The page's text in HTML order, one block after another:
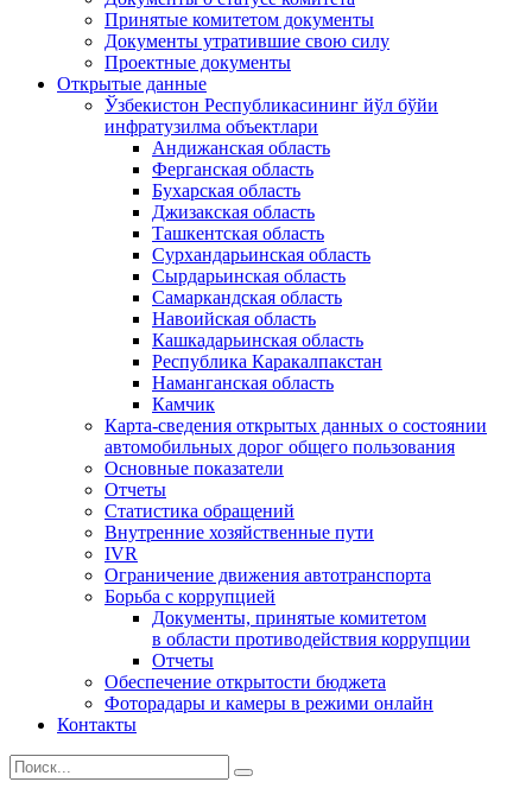
Принятые комитетом документы
Документы утратившие свою силу
Проектные документы
Открытые данные
Ўзбекистон Республикасининг йўл бўйи
инфратузилма объектлари
Андижанская область
Ферганская область
Бухарская область
Джизакская область
Ташкентская область
Сурхандарьинская область
Сырдарьинская область
Самаркандская область
Навоийская область
Кашкадарьинская область
Республика Каракалпакстан
Наманганская область
Камчик
Карта-сведения открытых данных о состоянии
автомобильных дорог общего пользования
Основные показатели
Отчеты
Статистика обращений
Внутренние хозяйственные пути
IVR
Ограничение движения автотранспорта
Борьба с коррупцией
Документы, принятые комитетом
в области противодействия коррупции
Отчеты
Обеспечение открытости бюджета
Фоторадары и камеры в режими онлайн
Контакты